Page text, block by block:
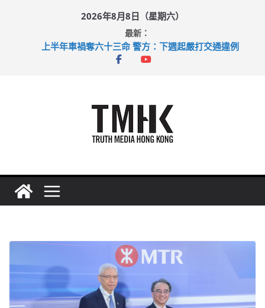
2026年8月8日（星期六）
最新：
上半年車禍奪六十三命 警方：下週起嚴打交通違例
性罪行修例獲九成支持 鄧炳強：爭取今屆任期內完成立法